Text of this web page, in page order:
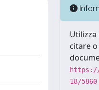
citare
https://
18/5860